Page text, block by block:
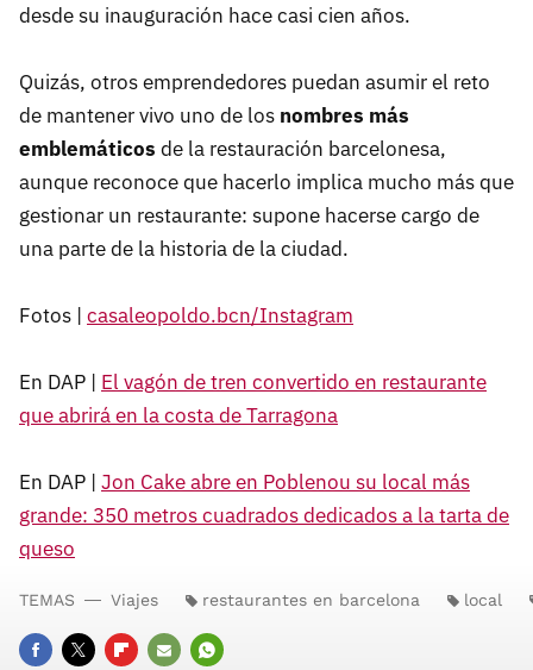
desde su inauguración hace casi cien años.
Quizás, otros emprendedores puedan asumir el reto
de mantener vivo uno de los nombres más
emblemáticos de la restauración barcelonesa,
aunque reconoce que hacerlo implica mucho más que
gestionar un restaurante: supone hacerse cargo de
una parte de la historia de la ciudad.
Fotos | casaleopoldo.bcn/Instagram
En DAP | El vagón de tren convertido en restaurante
que abrirá en la costa de Tarragona
En DAP | Jon Cake abre en Poblenou su local más
grande: 350 metros cuadrados dedicados a la tarta de
queso
TEMAS Viajes restaurantes en barcelona local